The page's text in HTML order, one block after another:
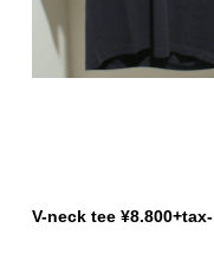
V-neck tee ¥8.800+tax-